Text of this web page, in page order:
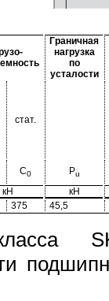
Граничная
нагрузка
по
усталости
стат.
C0 Pu
кН
кН
375 45,5